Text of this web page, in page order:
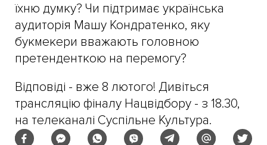
їхню думку? Чи підтримає українська
аудиторія Машу Кондратенко, яку
букмекери вважають головною
претенденткою на перемогу?
Відповіді - вже 8 лютого! Дивіться
трансляцію фіналу Нацвідбору - з 18.30,
на телеканалі Суспільне Культура.